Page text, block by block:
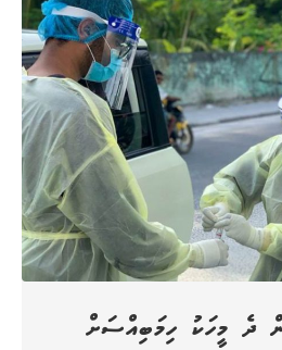
ދެ މީހަކު ހިމަބިއްސަށް